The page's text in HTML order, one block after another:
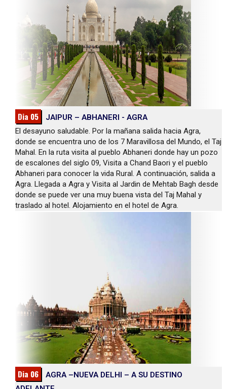
Dia 05
JAIPUR – ABHANERI - AGRA
El desayuno saludable. Por la mañana salida hacia Agra,
donde se encuentra uno de los 7 Maravillosa del Mundo, el Taj
Mahal. En la ruta visita al pueblo Abhaneri donde hay un pozo
de escalones del siglo 09, Visita a Chand Baori y el pueblo
Abhaneri para conocer la vida Rural. A continuación, salida a
Agra. Llegada a Agra y Visita al Jardin de Mehtab Bagh desde
donde se puede ver una muy buena vista del Taj Mahal y
traslado al hotel. Alojamiento en el hotel de Agra.
Dia 06
AGRA –NUEVA DELHI – A SU DESTINO